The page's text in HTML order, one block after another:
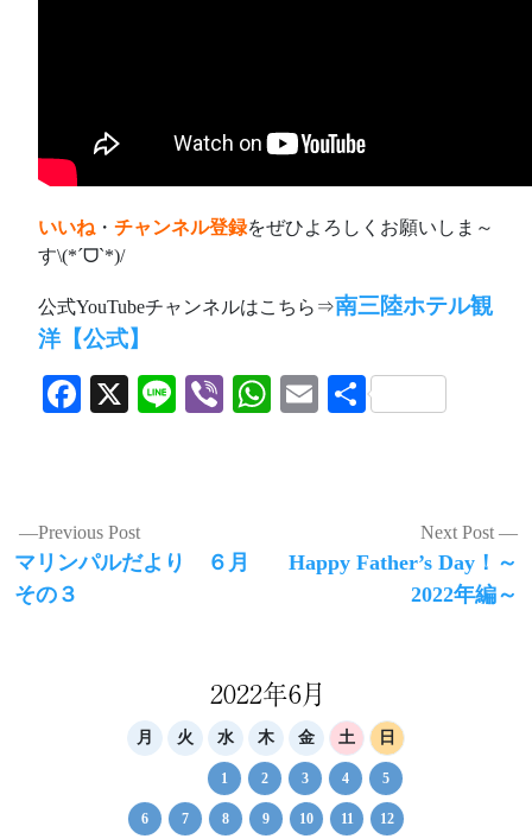
いいね ・ チャンネル登録をぜひよろしくお願いしま～
す\(*ˊᗜˋ*)/
公式YouTubeチャンネルはこちら⇒南三陸ホテル観
洋【公式】
Facebook
X LineViberWhatsApp
Email
共
投
稿
ナ
Previous Post
Previous
post:
マリンパルだより ６月
その３
Next Post
Next
Happy Father’s Day！～
2022年編～
2022年6月
月 火 水 木 金 土 日
1 2 3 4 5
6 7 8 9 10 11 12